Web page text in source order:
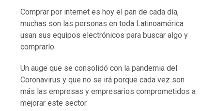
Comprar por internet es hoy el pan de cada día,
muchas son las personas en toda Latinoamérica
usan sus equipos electrónicos para buscar algo y
comprarlo.
Un auge que se consolidó con la pandemia del
Coronavirus y que no se irá porque cada vez son
más las empresas y empresarios comprometidos a
mejorar este sector.